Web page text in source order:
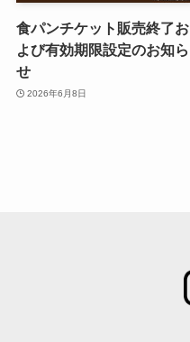
食パンチケット販売終了お
よび有効期限設定のお知ら
せ
2026年6月8日